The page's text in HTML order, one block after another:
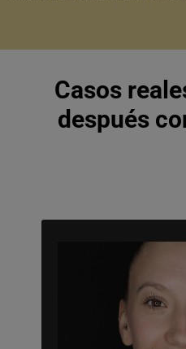
Casos
después
La paciente no
estética de su